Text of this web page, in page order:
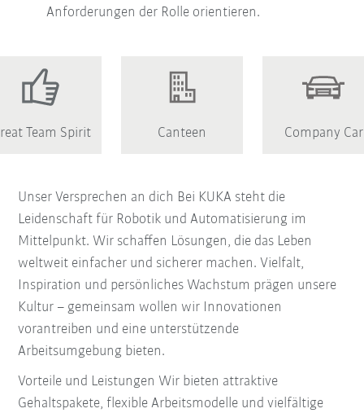
Anforderungen der Rolle orientieren.
Team Spirit Canteen Company Car
Unser Versprechen an dich Bei KUKA steht die
Leidenschaft für Robotik und Automatisierung im
Mittelpunkt. Wir schaffen Lösungen, die das Leben
weltweit einfacher und sicherer machen. Vielfalt,
Inspiration und persönliches Wachstum prägen unsere
Kultur – gemeinsam wollen wir Innovationen
vorantreiben und eine unterstützende
Arbeitsumgebung bieten.
Vorteile und Leistungen Wir bieten attraktive
Gehaltspakete, flexible Arbeitsmodelle und vielfältige